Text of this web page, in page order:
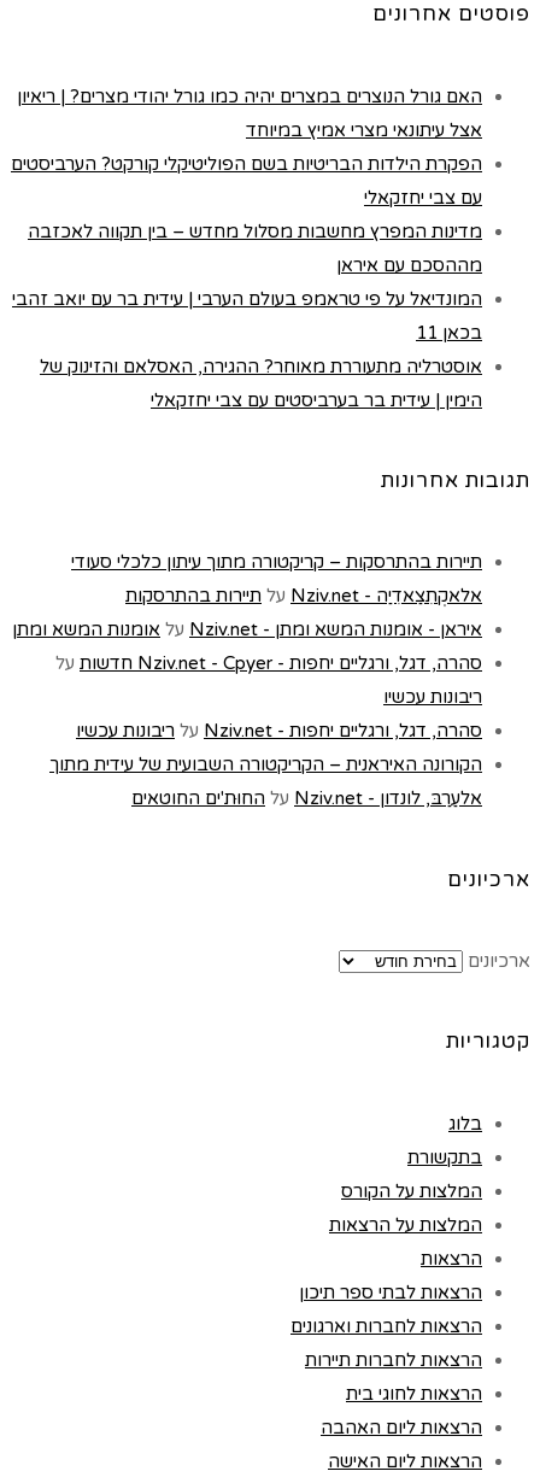
פוסטים אחרונים
האם גורל הנוצרים במצרים יהיה כמו גורל יהודי מצרים? | ריאיון
אצל עיתונאי מצרי אמיץ במיוחד
הפקרת הילדות הבריטיות בשם הפוליטיקלי קורקט? הערביסטים
עם צבי יחזקאלי
מדינות המפרץ מחשבות מסלול מחדש – בין תקווה לאכזבה
מההסכם עם איראן
המונדיאל על פי טראמפ בעולם הערבי | עידית בר עם יואב זהבי
בכאן 11
אוסטרליה מתעוררת מאוחר? ההגירה, האסלאם והזינוק של
הימין | עידית בר בערביסטים עם צבי יחזקאלי
תגובות אחרונות
תיירות בהתרסקות – קריקטורה מתוך עיתון כלכלי סעודי
אלאקְתִצַאדִיַה - Nziv.net
על תיירות בהתרסקות
איראן - אומנות המשא ומתן - Nziv.net
על אומנות המשא ומתן
סהרה, דגל, ורגליים יחפות - Nziv.net - Cpyer חדשות
על
ריבונות עכשיו
סהרה, דגל, ורגליים יחפות - Nziv.net
על ריבונות עכשיו
הקורונה האיראנית – הקריקטורה השבועית של עידית מתוך
אלעַרַבּ, לונדון - Nziv.net
על החוּת'ים החוטאים
ארכיונים
ארכיונים
קטגוריות
בלוג
בתקשורת
המלצות על הקורס
המלצות על הרצאות
הרצאות
הרצאות לבתי ספר תיכון
הרצאות לחברות וארגונים
הרצאות לחברות תיירות
הרצאות לחוגי בית
הרצאות ליום האהבה
הרצאות ליום האישה